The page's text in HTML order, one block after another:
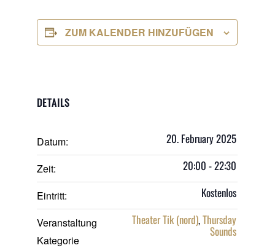
ZUM KALENDER HINZUFÜGEN
DETAILS
Datum: 20. February 2025
Zeit: 20:00 - 22:30
Eintritt: Kostenlos
Veranstaltung
Kategorie
Theater Tik (nord),Thursday
Sounds